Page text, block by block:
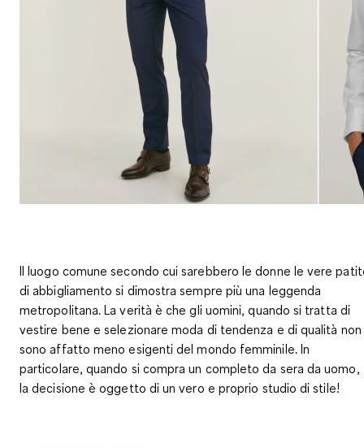
Il luogo comune secondo cui sarebbero le donne le vere
di abbigliamento si dimostra sempre più una leggenda
metropolitana. La verità è che gli uomini, quando si tratta di
vestire bene e selezionare moda di tendenza e di qualità non
sono affatto meno esigenti del mondo femminile. In
particolare, quando si compra un completo da sera da uomo,
la decisione è oggetto di un vero e proprio studio di stile!